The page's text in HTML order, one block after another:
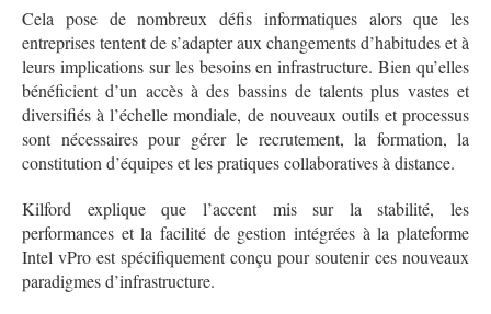
Cela pose de nombreux défis informatiques alors que les
entreprises tentent de s’adapter aux changements d’habitudes et à
leurs implications sur les besoins en infrastructure. Bien qu’elles
bénéficient d’un accès à des bassins de talents plus vastes et
diversifiés à l’échelle mondiale, de nouveaux outils et processus
sont nécessaires pour gérer le recrutement, la formation, la
constitution d’équipes et les pratiques collaboratives à distance.
Kilford explique que l’accent mis sur la stabilité, les
performances et la facilité de gestion intégrées à la plateforme
Intel vPro est spécifiquement conçu pour soutenir ces nouveaux
paradigmes d’infrastructure.